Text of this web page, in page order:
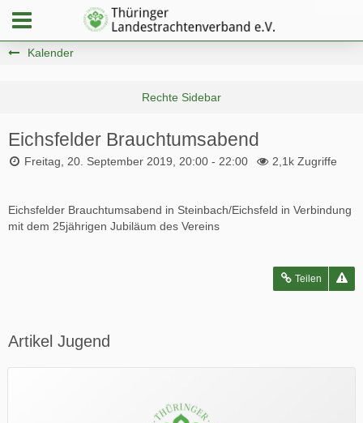
Kalender
Eichsfelder Brauchtumsabend
Freitag, 20. September 2019, 20:00 - 22:00 2,1k Zugriffe
Eichsfelder Brauchtumsabend in Steinbach/Eichsfeld in Verbindung
mit dem 25jährigen Jubiläum des Vereins
Teilen
Artikel Jugend